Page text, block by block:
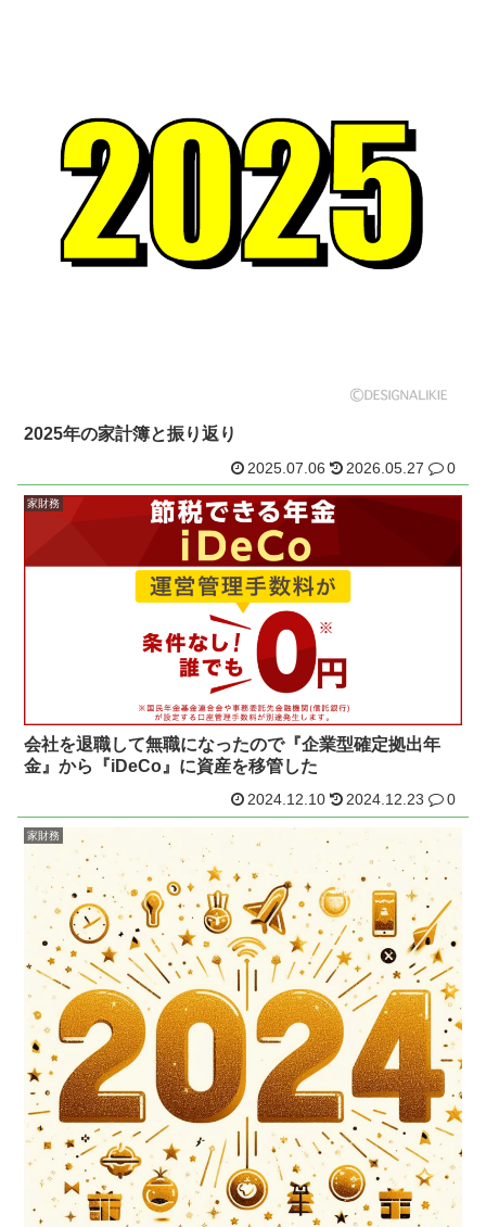
2025年の家計簿と振り返り
2025.07.06 2026.05.27 0
家財務
会社を退職して無職になったので『企業型確定拠出年
金』から『iDeCo』に資産を移管した
2024.12.10 2024.12.23 0
家財務